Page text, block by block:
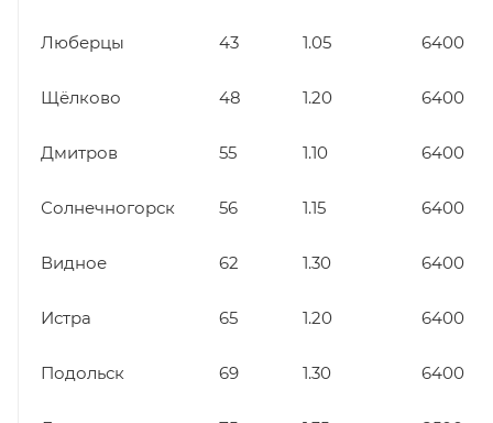
Люберцы 43 1.05 6400
Щёлково 48 1.20 6400
Дмитров 55 1.10 6400
Солнечногорск 56 1.15 6400
Видное 62 1.30 6400
Истра 65 1.20 6400
Подольск 69 1.30 6400